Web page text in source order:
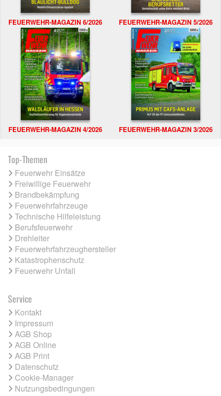
FEUERWEHR-MAGAZIN 6/2026 FEUERWEHR-MAGAZIN 5/2026
FEUERWEHR-MAGAZIN 4/2026 FEUERWEHR-MAGAZIN 3/2026
Top-Themen
Feuerwehr Einsätze
Freiwillige Feuerwehr
Brandbekämpfung
Feuerwehrfahrzeuge
Technische Hilfeleistung
Berufsfeuerwehr
Drehleiter
Feuerwehrfahrzeughersteller
Katastrophenschutz
Feuerwehr Unfall
Service
Kontakt
Impressum
AGB Shop
AGB Online
AGB Print
Datenschutz
Cookie-Manager
Nutzungsbedingungen